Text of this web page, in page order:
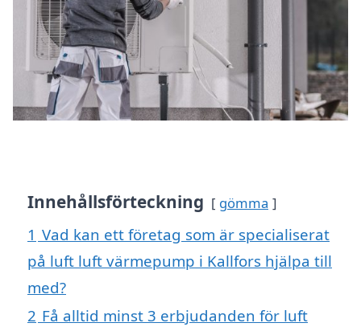
Innehållsförteckning gömma
1 Vad kan ett företag som är specialiserat
på luft luft värmepump i Kallfors hjälpa till
med?
2 Få alltid minst 3 erbjudanden för luft